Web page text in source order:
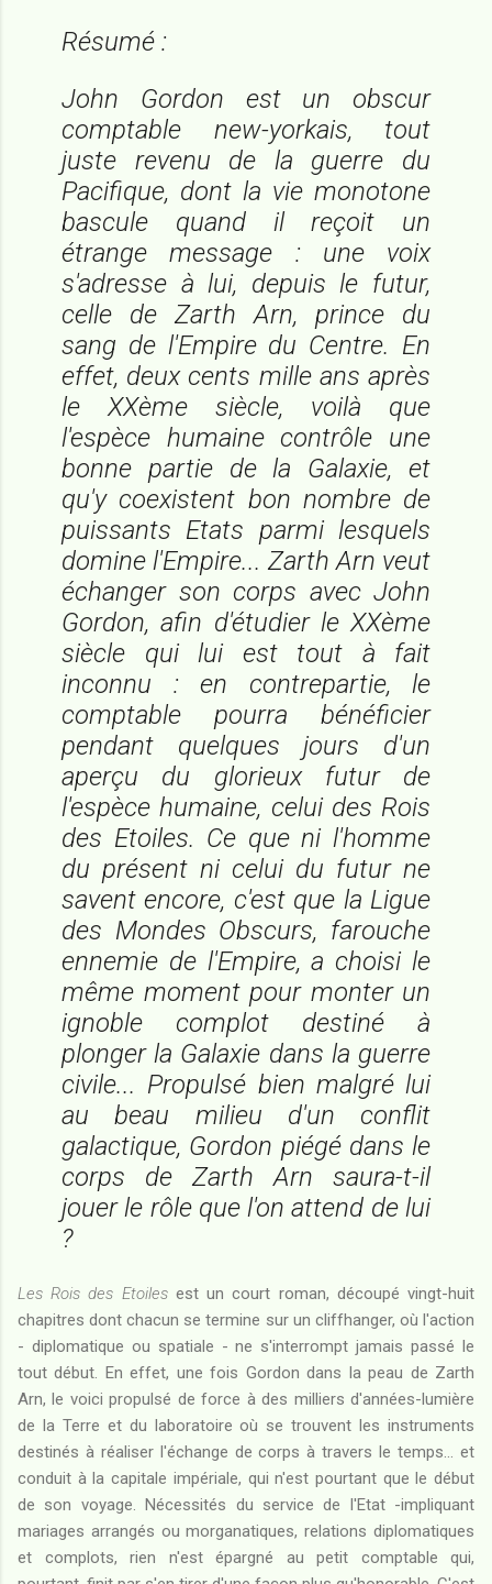
Résumé :
John Gordon est un obscur
comptable new-yorkais, tout
juste revenu de la guerre du
Pacifique, dont la vie monotone
bascule quand il reçoit un
étrange message : une voix
s'adresse à lui, depuis le futur,
celle de Zarth Arn, prince du
sang de l'Empire du Centre. En
effet, deux cents mille ans après
le XXème siècle, voilà que
l'espèce humaine contrôle une
bonne partie de la Galaxie, et
qu'y coexistent bon nombre de
puissants Etats parmi lesquels
domine l'Empire... Zarth Arn veut
échanger son corps avec John
Gordon, afin d'étudier le XXème
siècle qui lui est tout à fait
inconnu : en contrepartie, le
comptable pourra bénéficier
pendant quelques jours d'un
aperçu du glorieux futur de
l'espèce humaine, celui des Rois
des Etoiles. Ce que ni l'homme
du présent ni celui du futur ne
savent encore, c'est que la Ligue
des Mondes Obscurs, farouche
ennemie de l'Empire, a choisi le
même moment pour monter un
ignoble complot destiné à
plonger la Galaxie dans la guerre
civile... Propulsé bien malgré lui
au beau milieu d'un conflit
galactique, Gordon piégé dans le
corps de Zarth Arn saura-t-il
jouer le rôle que l'on attend de lui
?
Les Rois des Etoilesest un court roman, découpé vingt-huit
chapitres dont chacun se termine sur un cliffhanger, où l'action
- diplomatique ou spatiale - ne s'interrompt jamais passé le
tout début. En effet, une fois Gordon dans la peau de Zarth
Arn, le voici propulsé de force à des milliers d'années-lumière
de la Terre et du laboratoire où se trouvent les instruments
destinés à réaliser l'échange de corps à travers le temps... et
conduit à la capitale impériale, qui n'est pourtant que le début
de son voyage. Nécessités du service de l'Etat -impliquant
mariages arrangés ou morganatiques, relations diplomatiques
et complots, rien n'est épargné au petit comptable qui,